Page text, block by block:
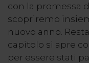
con la promessa
scopriremo
nuovo anno.
capitolo si apre
per essere stati